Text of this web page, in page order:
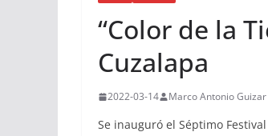
“Color de la
Cuzalapa
2022-03-14 Marco Antonio Guizar
Se inauguró el Séptimo